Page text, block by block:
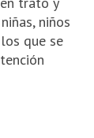
niños
que se